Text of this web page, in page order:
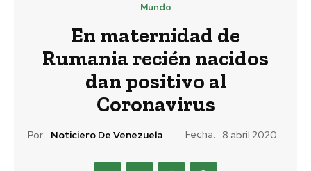
Mundo
En maternidad de
Rumania recién nacidos
dan positivo al
Coronavirus
Por: Noticiero De Venezuela Fecha: 8 abril 2020